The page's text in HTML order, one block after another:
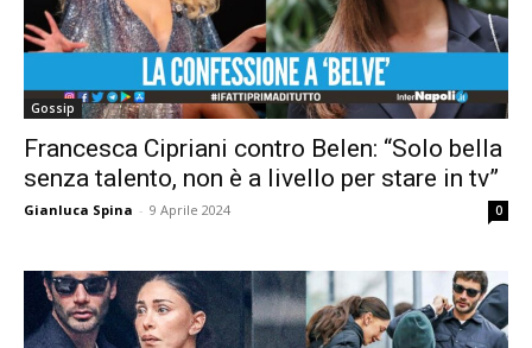
Gossip
Francesca Cipriani contro Belen: “Solo bella
senza talento, non è a livello per stare in tv”
Gianluca Spina - 9 Aprile 2024 0